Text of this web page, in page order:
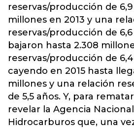
reservas/producción de
millones en 2013 y una
reservas/producción de 6,6
bajaron hasta 2.308
reservas/producción de
cayendo en 2015 hasta
millones y una relación
de 5,5 años. Y, para
revelar la Agencia
Hidrocarburos que, una